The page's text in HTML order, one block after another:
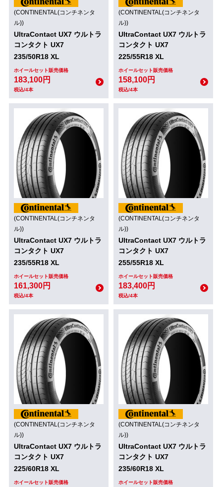
(CONTINENTAL(コンチネンタ
ル))
UltraContact UX7 ウルトラ
コンタクト UX7
235/50R18 XL
ホイールセット販売価格
183,100円
税込/4本
(CONTINENTAL(コンチネンタ
ル))
UltraContact UX7 ウルトラ
コンタクト UX7
225/55R18 XL
ホイールセット販売価格
158,100円
税込/4本
(CONTINENTAL(コンチネンタ
ル))
UltraContact UX7 ウルトラ
コンタクト UX7
235/55R18 XL
ホイールセット販売価格
161,300円
税込/4本
(CONTINENTAL(コンチネンタ
ル))
UltraContact UX7 ウルトラ
コンタクト UX7
255/55R18 XL
ホイールセット販売価格
183,400円
税込/4本
(CONTINENTAL(コンチネンタ
ル))
UltraContact UX7 ウルトラ
コンタクト UX7
225/60R18 XL
ホイールセット販売価格
(CONTINENTAL(コンチネンタ
ル))
UltraContact UX7 ウルトラ
コンタクト UX7
235/60R18 XL
ホイールセット販売価格